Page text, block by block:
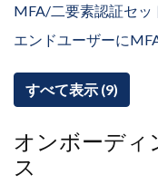
MFA/二要素認証セッ
エンドユーザーに
すべて表示 (9)
オンボーディ
ス